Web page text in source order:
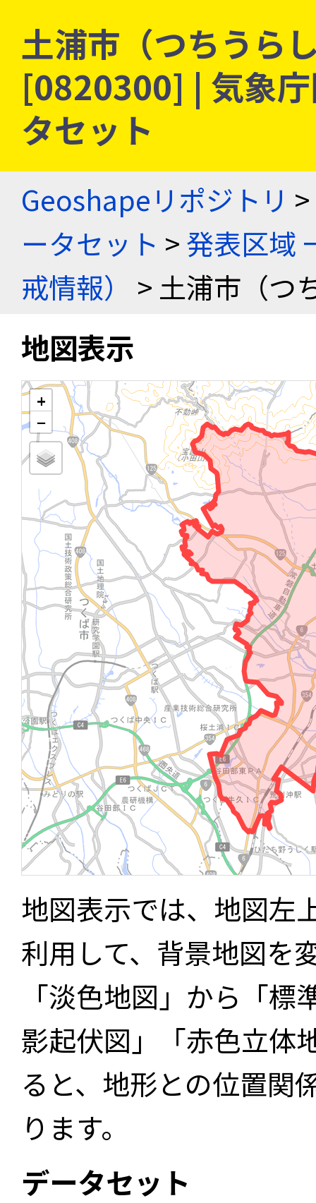
土浦市（つちうら
[0820300] | 気象
タセット
Geoshapeリポジトリ >
ータセット >発表区域
戒情報）
> 土浦市（つ
地図表示
+
−
地図表示では、地図左
利用して、背景地図を
「淡色地図」から「
影起伏図」「赤色立体
ると、地形との位置関
ります。
データセット